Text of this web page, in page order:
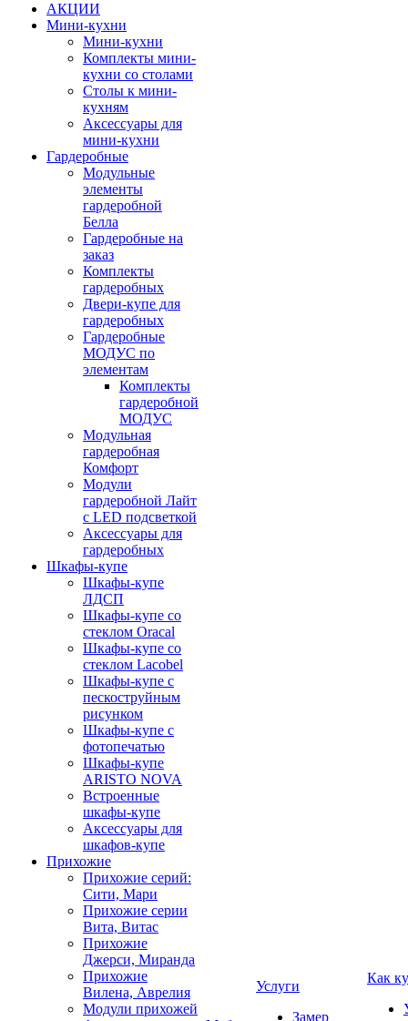
АКЦИИ
Мини-кухни
Мини-кухни
Комплекты мини-
кухни со столами
Столы к мини-
кухням
Аксессуары для
мини-кухни
Гардеробные
Модульные
элементы
гардеробной
Белла
Гардеробные на
заказ
Комплекты
гардеробных
Двери-купе для
гардеробных
Гардеробные
МОДУС по
элементам
Комплекты
гардеробной
МОДУС
Модульная
гардеробная
Комфорт
Модули
гардеробной Лайт
с LED подсветкой
Аксессуары для
гардеробных
Шкафы-купе
Шкафы-купе
ЛДСП
Шкафы-купе со
стеклом Oracal
Шкафы-купе со
стеклом Lacobel
Шкафы-купе с
пескоструйным
рисунком
Шкафы-купе с
фотопечатью
Шкафы-купе
ARISTO NOVA
Встроенные
шкафы-купе
Аксессуары для
шкафов-купе
Прихожие
Прихожие серий:
Сити, Мари
Прихожие серии
Вита, Витас
Прихожие
Джерси, Миранда
Прихожие
Вилена, Аврелия
Модули прихожей
Услуги
Замер
Как